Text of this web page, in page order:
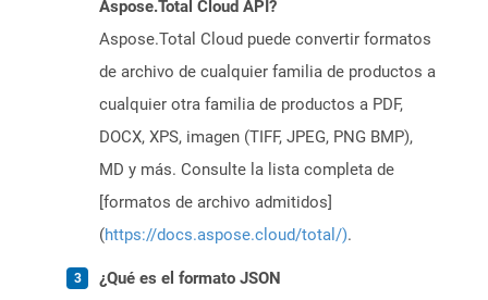
Aspose.Total Cloud API?
Aspose.Total Cloud puede convertir formatos
de archivo de cualquier familia de productos a
cualquier otra familia de productos a PDF,
DOCX, XPS, imagen (TIFF, JPEG, PNG BMP),
MD y más. Consulte la lista completa de
[formatos de archivo admitidos]
(https://docs.aspose.cloud/total/).
¿Qué es el formato JSON